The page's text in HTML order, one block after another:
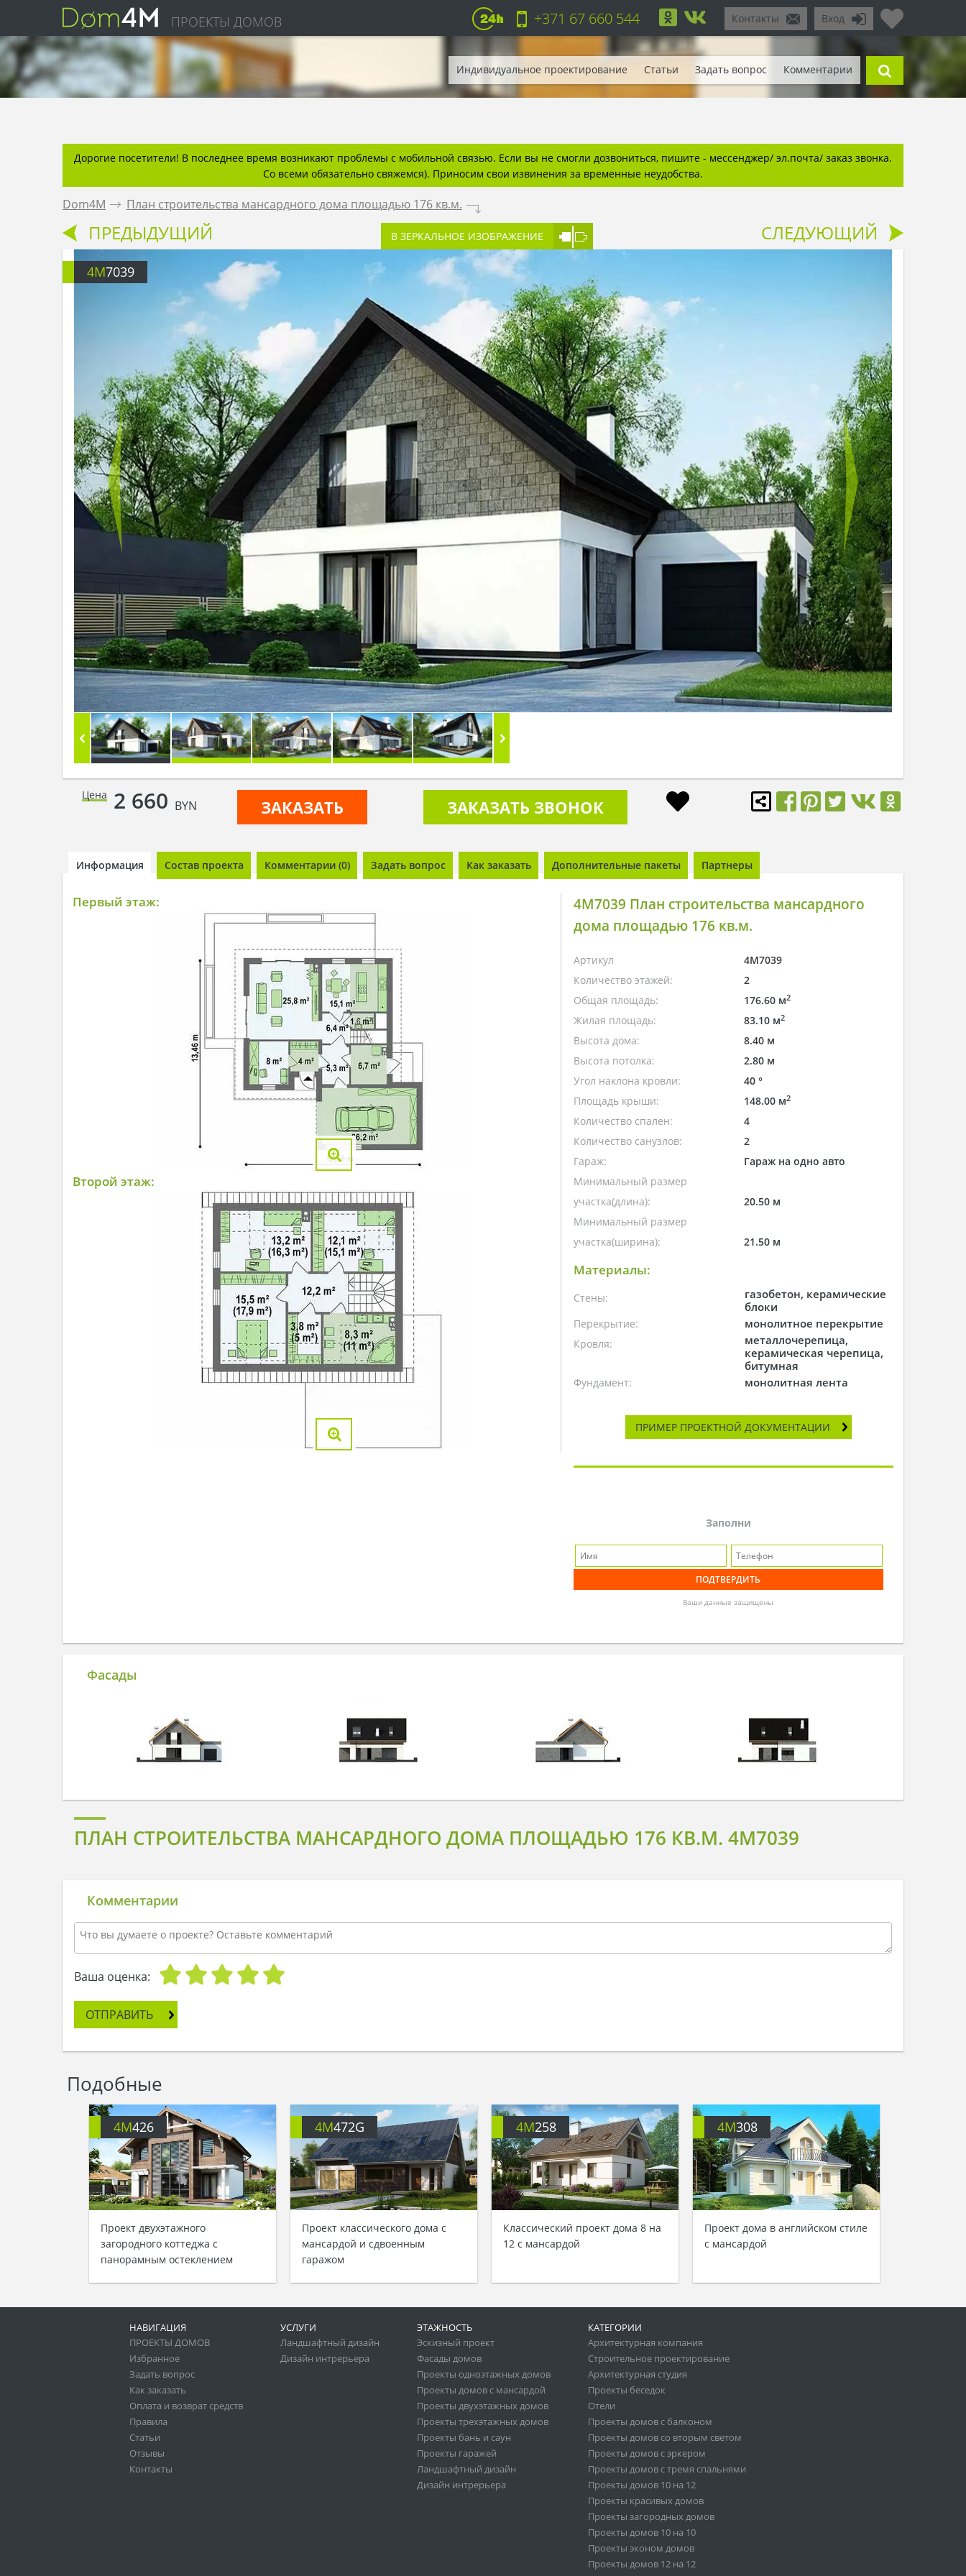
ПРОЕКТЫ ДОМОВ Вход
Контакты
+371 67 660 544
Индивидуальное проектирование Статьи Задать вопрос Комментарии
Дорогие посетители! В последнее время возникают проблемы с мобильной связью. Если вы не смогли дозвониться, пишите - мессенджер/ эл.почта/ заказ звонка.
Со всеми обязательно свяжемся). Приносим свои извинения за временные неудобства.
Dom4M . План строительства мансардного дома площадью 176 кв.м. .
ПРЕДЫДУЩИЙ В ЗЕРКАЛЬНОЕ ИЗОБРАЖЕНИЕ СЛЕДУЮЩИЙ
4M7039
Цена 2 660 BYN ЗАКАЗАТЬ ЗАКАЗАТЬ ЗВОНОК
Информация Состав проекта Комментарии (0) Задать вопрос Как заказать Дополнительные пакеты Партнеры
Первый этаж:
Второй этаж:
4M7039 План строительства мансардного
дома площадью 176 кв.м.
Артикул
4M7039
Количество этажей:
2
Общая площадь:
176.60 м2
Жилая площадь: 83.10 м2
Высота дома:
8.40 м
Высота потолка:
2.80 м
Угол наклона кровли:
40 °
Площадь крыши:
148.00 м2
Количество спален:
4
Количество санузлов:
2
Гараж:
Гараж на одно авто
Минимальный размер
участка(длина):
20.50 м
Минимальный размер
участка(ширина):
21.50 м
Материалы:
Стены:
газобетон, керамические
блоки
Перекрытие: монолитное перекрытие
Кровля:
металлочерепица,
керамическая черепица,
битумная
Фундамент: монолитная лента
ПРИМЕР ПРОЕКТНОЙ ДОКУМЕНТАЦИИ
Заполни
Ваши данные защищены
Фасады
ПЛАН СТРОИТЕЛЬСТВА МАНСАРДНОГО ДОМА ПЛОЩАДЬЮ 176 КВ.М. 4M7039
Комментарии
Ваша оценка:
ОТПРАВИТЬ
Подобные
4M426
Проект двухэтажного
загородного коттеджа с
панорамным остеклением
4M472G
Проект классического дома с
мансардой и сдвоенным
гаражом
4M258
Классический проект дома 8 на
12 с мансардой
4M308
Проект дома в английском стиле
с мансардой
НАВИГАЦИЯ
ПРОЕКТЫ ДОМОВ
Избранное
Задать вопрос
Как заказать
Оплата и возврат средств
Правила
Статьи
Отзывы
Контакты
УСЛУГИ
Ландшафтный дизайн
Дизайн интрерьера
ЭТАЖНОСТЬ
Эскизный проект
Фасады домов
Проекты одноэтажных домов
Проекты домов с мансардой
Проекты двухэтажных домов
Проекты трехэтажных домов
Проекты бань и саун
Проекты гаражей
Ландшафтный дизайн
Дизайн интрерьера
КАТЕГОРИИ
Архитектурная компания
Строительное проектирование
Архитектурная студия
Проекты беседок
Отели
Проекты домов с балконом
Проекты домов со вторым светом
Проекты домов с эркером
Проекты домов с тремя спальнями
Проекты домов 10 на 12
Проекты красивых домов
Проекты загородных домов
Проекты домов 10 на 10
Проекты эконом домов
Проекты домов 12 на 12